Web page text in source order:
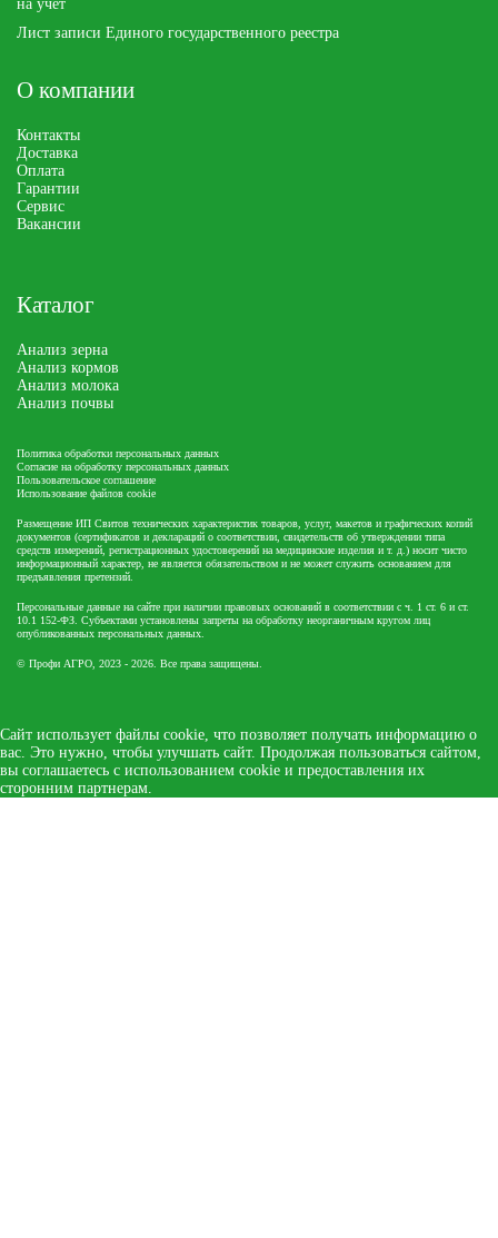
на учет
Лист записи Единого государственного реестра
О компании
Контакты
Доставка
Оплата
Гарантии
Сервис
Вакансии
Каталог
Анализ зерна
Анализ кормов
Анализ молока
Анализ почвы
Политика обработки персональных данных
Согласие на обработку персональных данных
Пользовательское соглашение
Использование файлов cookie
Размещение ИП Свитов технических характеристик товаров, услуг, макетов и графических копий
документов (сертификатов и деклараций о соответствии, свидетельств об утверждении типа
средств измерений, регистрационных удостоверений на медицинские изделия и т. д.) носит чисто
информационный характер, не является обязательством и не может служить основанием для
предъявления претензий.
Персональные данные на сайте при наличии правовых оснований в соответствии с ч. 1 ст. 6 и ст.
10.1 152-ФЗ. Субъектами установлены запреты на обработку неорганичным кругом лиц
опубликованных персональных данных.
© Профи АГРО, 2023 - 2026. Все права защищены.
Сайт использует файлы cookie, что позволяет получать информацию о
вас. Это нужно, чтобы улучшать сайт. Продолжая пользоваться сайтом,
вы соглашаетесь с использованием cookie и предоставления их
сторонним партнерам.